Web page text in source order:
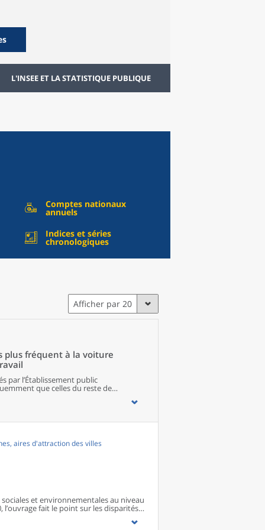
L'INSEE ET LA STATISTIQUE PUBLIQUE
Comptes nationaux
annuels
Indices et séries
chronologiques
Afficher par 20
plus fréquent à la voiture
par l’Établissement public
que celles du reste de
modes de déplacement pour se
tous les quartiers d’Euratlantique, la
aires d'attraction des villes
et environnementales au niveau
l’ouvrage fait le point sur les disparités
territoires ainsi que sur les conditions